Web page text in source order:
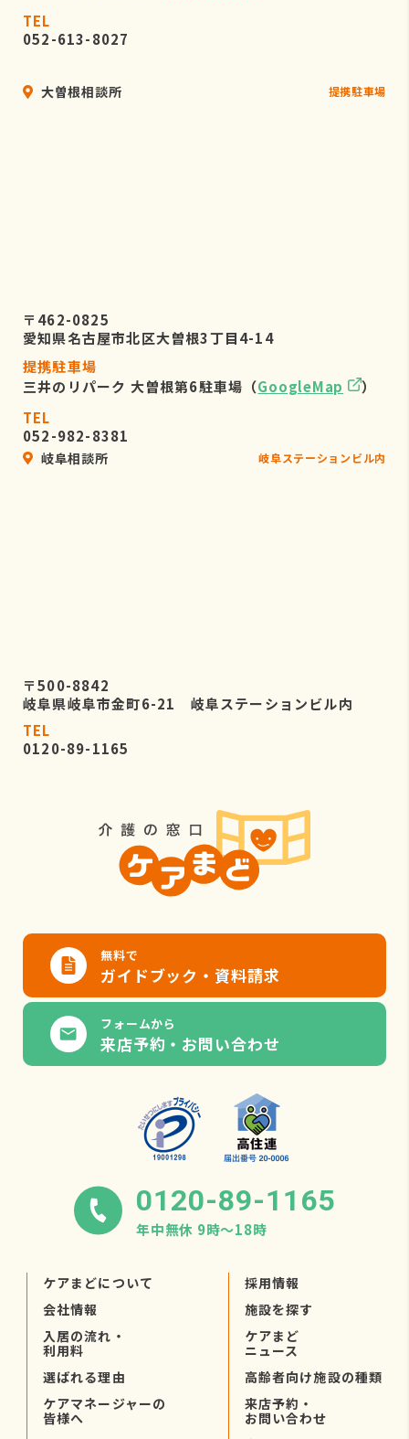
TEL
052-613-8027
大曽根相談所 提携駐車場
〒462-0825
愛知県名古屋市北区大曽根3丁目4-14
提携駐車場
三井のリパーク 大曽根第6駐車場（GoogleMap
）
TEL
052-982-8381
岐阜相談所 岐阜ステーションビル内
〒500-8842
岐阜県岐阜市金町6-21 岐阜ステーションビル内
TEL
0120-89-1165
無料で
ガイドブック・資料請求
フォームから
来店予約・お問い合わせ
0120-89-1165
年中無休 9時〜18時
ケアまどについて
会社情報
入居の流れ・
利用料
選ばれる理由
ケアマネージャーの
皆様へ
採用情報
施設を探す
ケアまど
ニュース
高齢者向け施設の種類
来店予約・
お問い合わせ